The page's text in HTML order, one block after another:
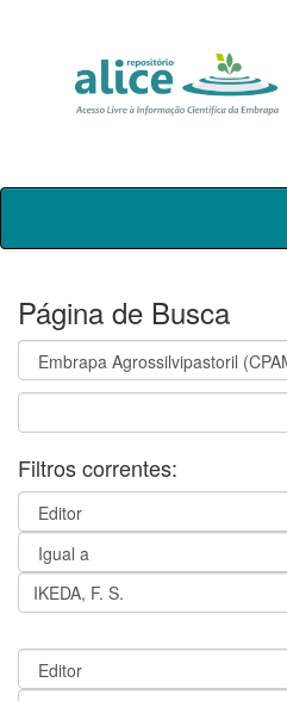
Skip
Página de Busca
Filtros correntes: